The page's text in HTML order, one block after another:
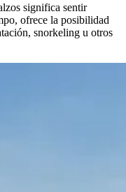
significa sentir
ofrece la posibilidad
snorkeling u otros